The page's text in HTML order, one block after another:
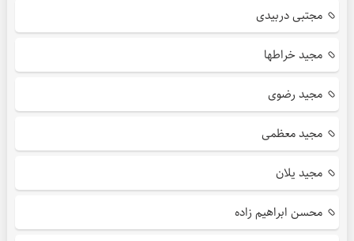
مجتبی دربیدی
مجید خراطها
مجید رضوی
مجید معظمی
مجید یلان
محسن ابراهیم زاده